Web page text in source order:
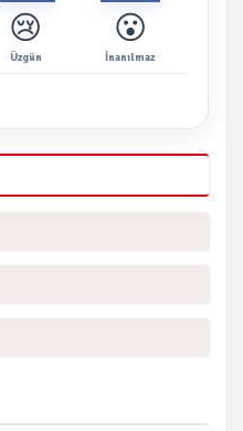
😢
Üzgün
😮
İnanılmaz